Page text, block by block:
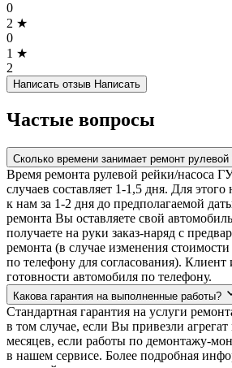
0
2 ★
0
1 ★
2
Написать отзыв Написать
Частые вопросы
Сколько времени занимает ремонт
Время ремонта рулевой рейки/насоса
случаев составляет 1-1,5 дня. Для этого
к нам за 1-2 дня до предполагаемой
ремонта Вы оставляете свой
получаете на руки заказ-наряд с
ремонта (в случае изменения
по телефону для согласования). Клиент
готовности автомобиля по телефону.
Какова гарантия на выполненные работы?
Стандартная гарантия на услуги
в том случае, если Вы привезли
месяцев, если работы по демонтажу-
в нашем сервисе. Более подробная